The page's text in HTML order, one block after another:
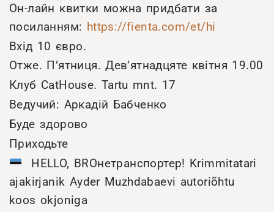
Он-лайн квитки можна придбати за
посиланням: https://fienta.com/et/hi
Вхід 10 євро.
Отже. П’ятниця. Дев’ятнадцяте квітня 19.00
Клуб CatHouse. Tartu mnt. 17
Ведучий: Аркадій Бабченко
Буде здорово
Приходьте
HELLO, BROнетранспортер! Krimmitatari
ajakirjanik Ayder Muzhdabaevi autoriõhtu
koos okjoniga